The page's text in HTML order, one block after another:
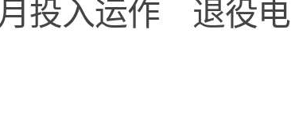
投入运作 退役电